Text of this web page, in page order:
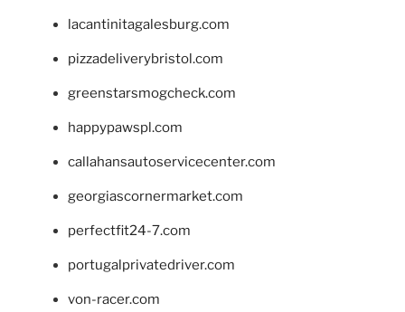
lacantinitagalesburg.com
pizzadeliverybristol.com
greenstarsmogcheck.com
happypawspl.com
callahansautoservicecenter.com
georgiascornermarket.com
perfectfit24-7.com
portugalprivatedriver.com
von-racer.com